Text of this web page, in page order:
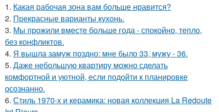
1. Какая рабочая зона вам больше нравится?
2. Прекрасные варианты кухонь.
3. Мы прожили вместе больше года - спокойно, тепло,
без конфликтов.
4. Я вышла замуж поздно: мне было 33, мужу - 36.
5. Даже небольшую квартиру можно сделать
комфортной и уютной, если подойти к планировке
осознанно.
6. Стиль 1970-х и керамика: новая коллекция La Redoute